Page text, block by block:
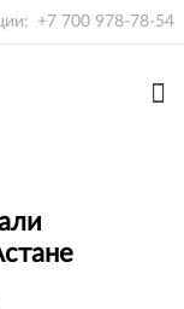
+7 700 978-78-54